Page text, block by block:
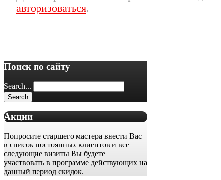
авторизоваться.
Поиск по сайту
Search...
Акции
Попросите старшего мастера внести Вас
в список постоянных клиентов и все
следующие визиты Вы будете
участвовать в программе действующих на
данный период скидок.